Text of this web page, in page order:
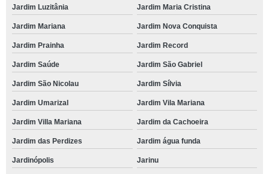
Jardim Luzitânia Jardim Maria Cristina
Jardim Mariana Jardim Nova Conquista
Jardim Prainha Jardim Record
Jardim Saúde Jardim São Gabriel
Jardim São Nicolau Jardim Sílvia
Jardim Umarizal Jardim Vila Mariana
Jardim Villa Mariana Jardim da Cachoeira
Jardim das Perdizes Jardim água funda
Jardinópolis Jarinu